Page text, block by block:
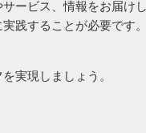
ービス、情報をお届け
践することが必要です
実現しましょう。